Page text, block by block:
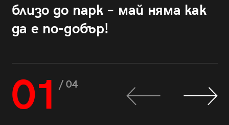
близо до парк – май няма как
да е по-добър!
01 / 04